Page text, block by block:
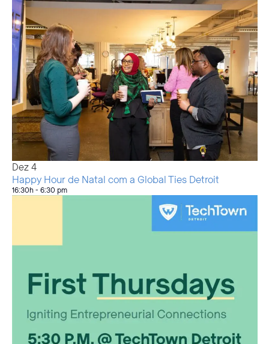
Dez 4
Happy Hour de Natal com a Global Ties Detroit
16:30h- 6:30 pm